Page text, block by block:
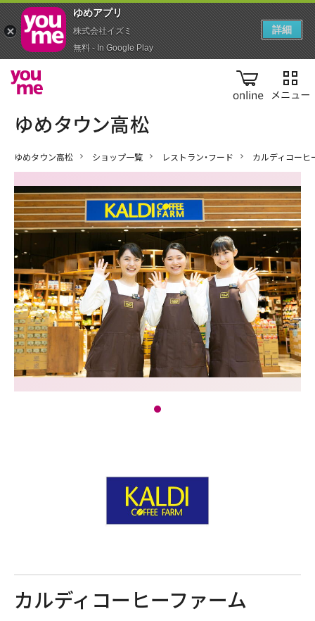
online
ゆめタウン高松 ショップ一覧 レストラン・フード カルディコーヒ
カルディコーヒーファーム
ゆめアプ‪リ‬
株式会社イズミ
無料 - In Google Play
詳細